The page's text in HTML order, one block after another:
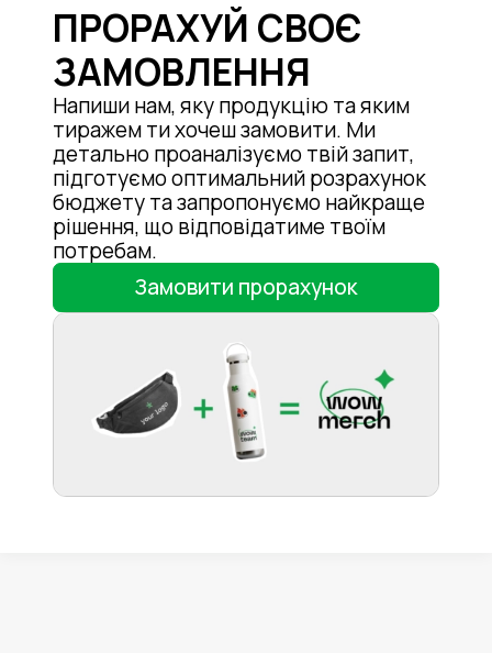
ПРОРАХУЙ СВОЄ
ЗАМОВЛЕННЯ
Напиши нам, яку продукцію та яким
тиражем ти хочеш замовити. Ми
детально проаналізуємо твій запит,
підготуємо оптимальний розрахунок
бюджету та запропонуємо найкраще
рішення, що відповідатиме твоїм
потребам.
Замовити прорахунок